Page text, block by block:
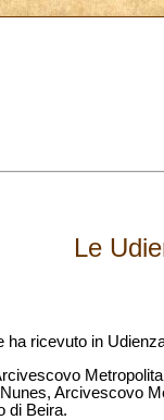
Le
ha ricevuto in
Arcivescovo
di Beira.